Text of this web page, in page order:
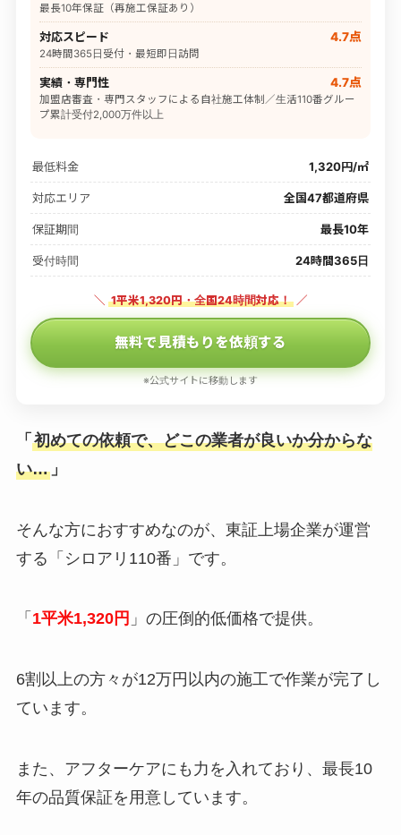
最長10年保証（再施工保証あり）
対応スピード 4.7点
24時間365日受付・最短即日訪問
実績・専門性 4.7点
加盟店審査・専門スタッフによる自社施工体制／生活110番グルー
プ累計受付2,000万件以上
最低料金 1,320円/㎡
対応エリア 全国47都道府県
保証期間 最長10年
受付時間 24時間365日
＼ 1平米1,320円・全国24時間対応！ ／
無料で見積もりを依頼する
※公式サイトに移動します
「 初めての依頼で、どこの業者が良いか分からな
い…」
そんな方におすすめなのが、東証上場企業が運営
する「シロアリ110番」です。
「 1平米1,320円 」の圧倒的低価格で提供。
6割以上の方々が12万円以内の施工で作業が完了し
ています。
また、アフターケアにも力を入れており、最長10
年の品質保証を用意しています。